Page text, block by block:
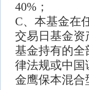
40%；
C、本基金在
交易日基金资
基金持有的全
律法规或中国
金鹰保本混合